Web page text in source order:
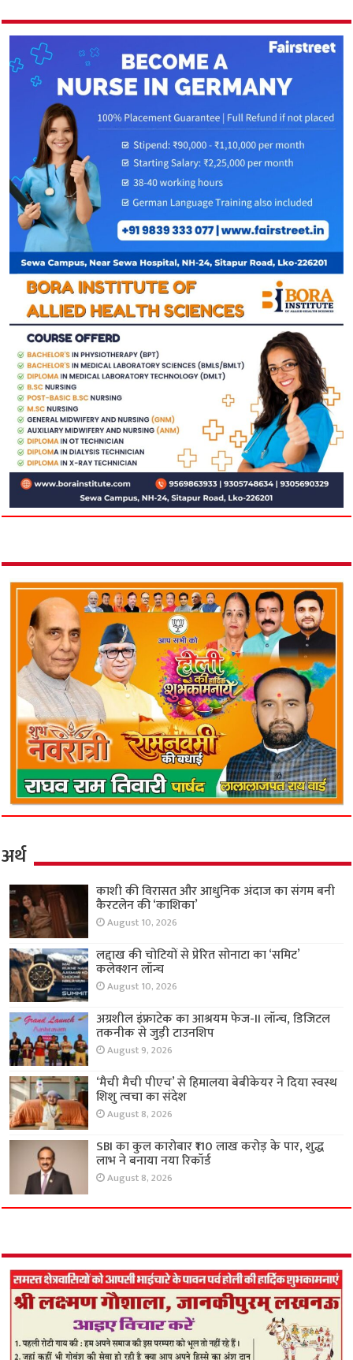
अर्थ
काशी की विरासत और आधुनिक अंदाज का संगम बनी
कैरटलेन की ‘काशिका’
August 10, 2026
लद्दाख की चोटियों से प्रेरित सोनाटा का ‘समिट’
कलेक्शन लॉन्च
August 10, 2026
अग्रशील इंफ्राटेक का आश्रयम फेज-II लॉन्च, डिजिटल
तकनीक से जुड़ी टाउनशिप
August 9, 2026
‘मैची मैची पीएच’ से हिमालया बेबीकेयर ने दिया स्वस्थ
शिशु त्वचा का संदेश
August 8, 2026
SBI का कुल कारोबार ₹110 लाख करोड़ के पार, शुद्ध
लाभ ने बनाया नया रिकॉर्ड
August 8, 2026